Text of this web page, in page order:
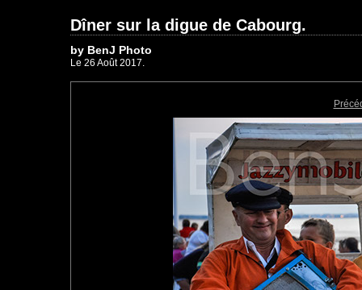
Dîner sur la digue de Cabourg.
by BenJ Photo
Le 26 Août 2017.